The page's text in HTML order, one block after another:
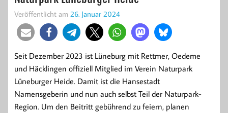
Veröffentlicht am 26. Januar 2024
Seit Dezember 2023 ist Lüneburg mit Rettmer, Oedeme
und Häcklingen offiziell Mitglied im Verein Naturpark
Lüneburger Heide. Damit ist die Hansestadt
Namensgeberin und nun auch selbst Teil der Naturpark-
Region. Um den Beitritt gebührend zu feiern, planen